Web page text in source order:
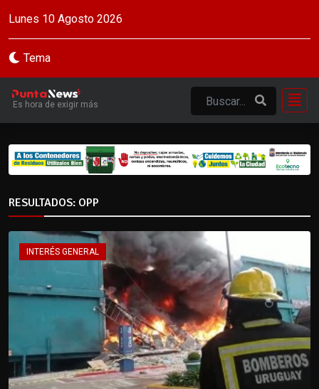
Lunes 10 Agosto 2026
Tema
Es hora de exigir más
RESULTADOS: OPP
INTERÉS GENERAL